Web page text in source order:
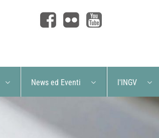
News ed Eventi l'INGV